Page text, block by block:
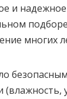
и
многих